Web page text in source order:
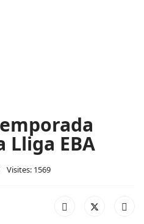
Lliga EBA
Visites: 1569